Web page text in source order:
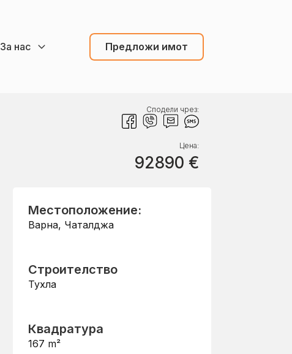
За нас Предложи имот
Сподели чрез:
Цена:
92890 €
Местоположение:
Варна, Чаталджа
Строителство
Тухла
Квадратура
167 m²